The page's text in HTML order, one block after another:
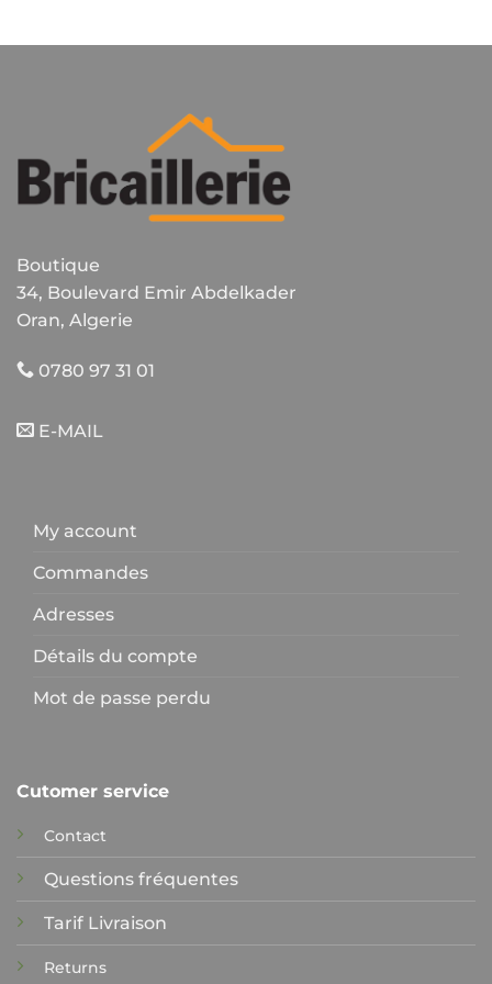
choisies
sur
la
page
Boutique
34, Boulevard Emir Abdelkader
Oran, Algerie
0780 97 31 01
E-MAIL
My account
Commandes
Adresses
Détails du compte
Mot de passe perdu
Cutomer service
Contact
Questions fréquentes
Tarif Livraison
Returns